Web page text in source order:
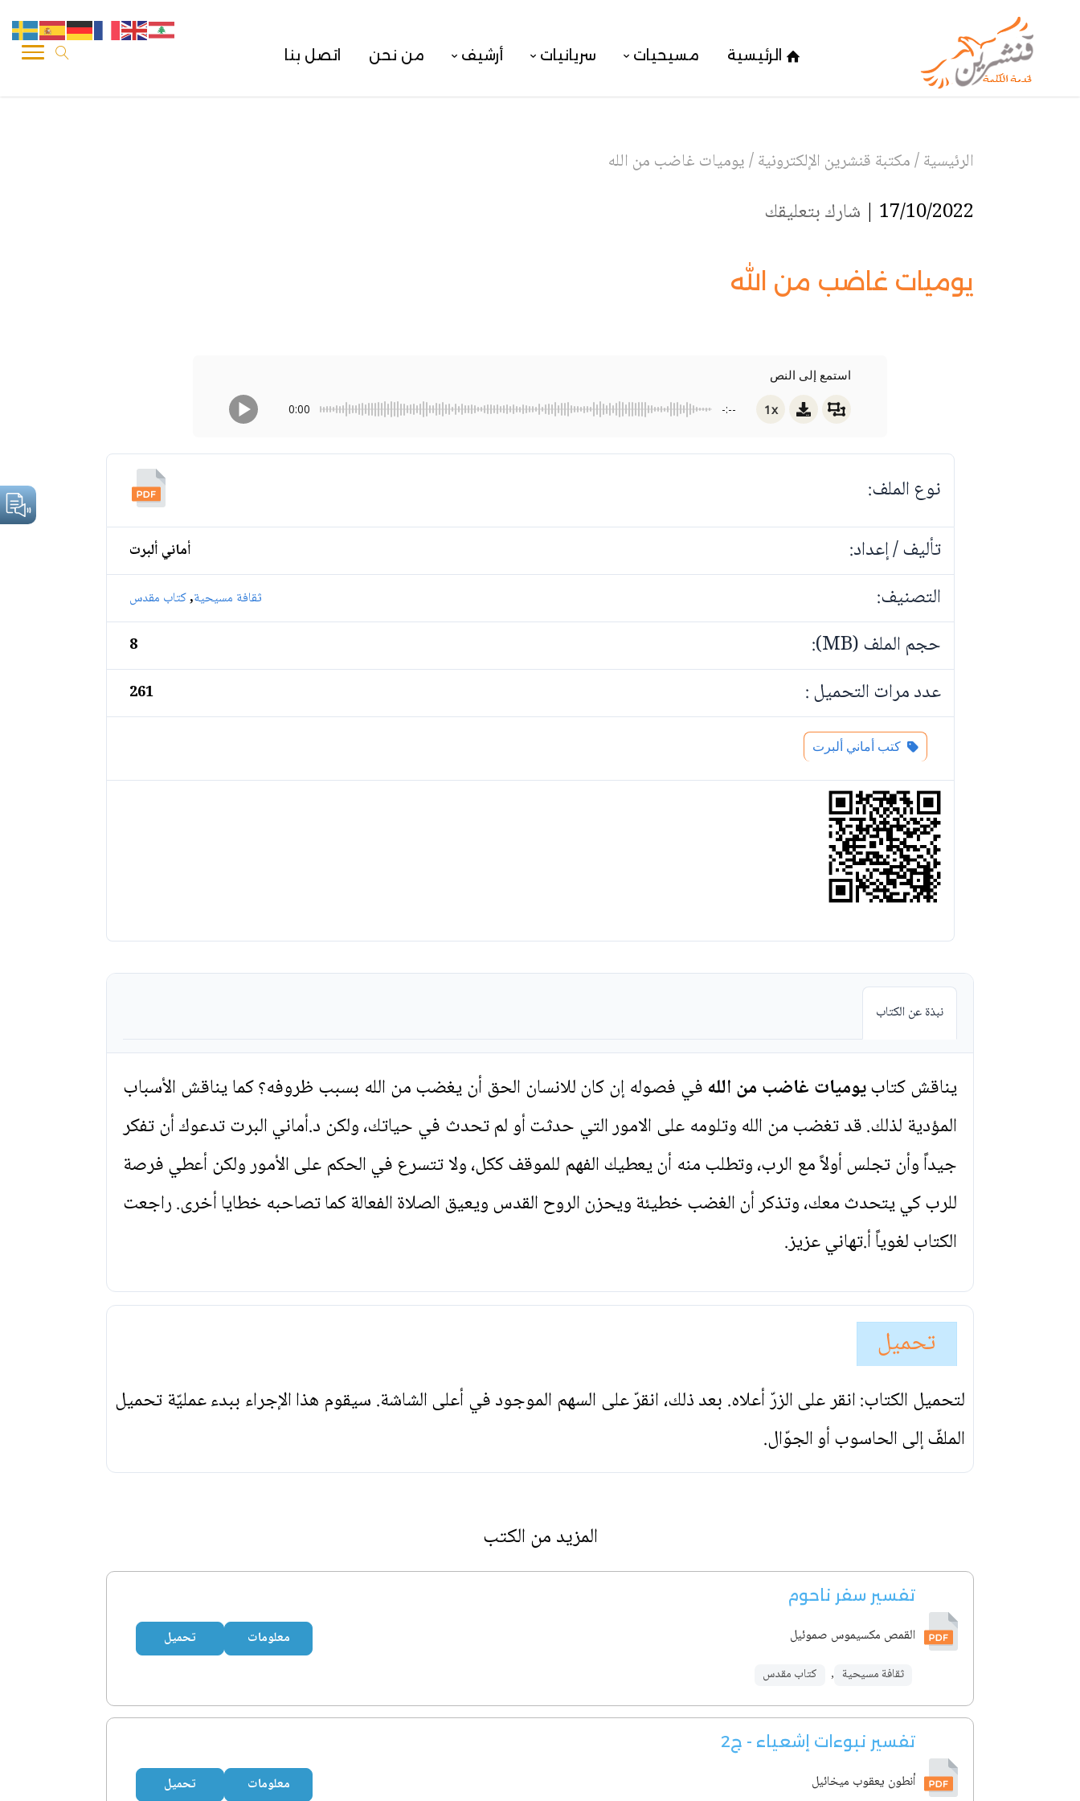
الرئيسية مسيحيات سريانيات أرشيف من نحن اتصل بنا
الرئيسية/مكتبة قنشرين الإلكترونية/يوميات غاضب من الله
17/10/2022 | شارك بتعليقك
يوميات غاضب من الله
استمع إلى النص
0:00 -:-- 1x
نوع الملف:
تأليف / إعداد:
أماني ألبرت
التصنيف: ثقافة مسيحية,كتاب مقدس
حجم الملف (MB): 8
عدد مرات التحميل : 261
كتب أماني ألبرت
نبذة عن الكتاب
يناقش كتابيوميات غاضب من اللهفي فصوله إن كان للانسان الحق أن يغضب من الله بسبب ظروفه؟ كما يناقش الأسباب
المؤدية لذلك. قد تغضب من الله وتلومه على الامور التي حدثت أو لم تحدث في حياتك، ولكن د.أماني البرت تدعوك أن تفكر
جيداً وأن تجلس أولاً مع الرب، وتطلب منه أن يعطيك الفهم للموقف ككل، ولا تتسرع في الحكم على الأمور ولكن أعطي فرصة
للرب كي يتحدث معك، وتذكر أن الغضب خطيئة ويحزن الروح القدس ويعيق الصلاة الفعالة كما تصاحبه خطايا أخرى. راجعت
الكتاب لغوياً أ.تهاني عزيز.
تحميل
لتحميل الكتاب: انقر على الزرّ أعلاه. بعد ذلك، انقرّ على السهم الموجود في أعلى الشاشة. سيقوم هذا الإجراء ببدء عمليّة تحميل
الملفّ إلى الحاسوب أو الجوّال.
المزيد من الكتب
تفسير سفر ناحوم
القمص مكسيموس صموئيل
ثقافة مسيحية , كتاب مقدس
معلومات تحميل
تفسير نبوءات إشعياء - ج2
أنطون يعقوب ميخائيل معلومات تحميل